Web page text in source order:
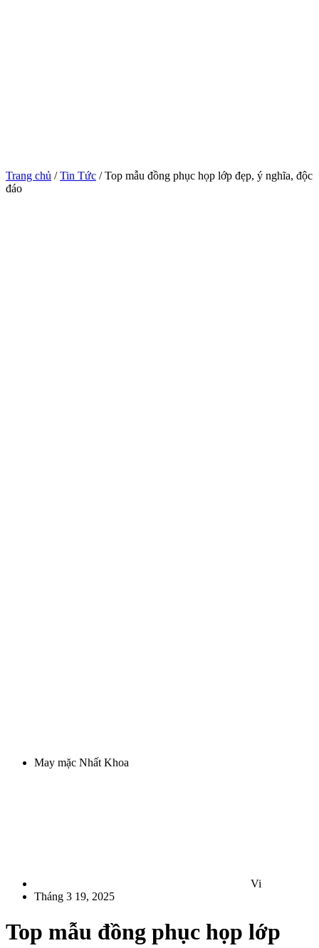
Trang chủ /Tin Tức / Top mẫu đồng phục họp lớp đẹp, ý nghĩa, độc
đáo
May mặc Nhất Khoa
Vi
Tháng 3 19, 2025
Top mẫu đồng phục họp lớp